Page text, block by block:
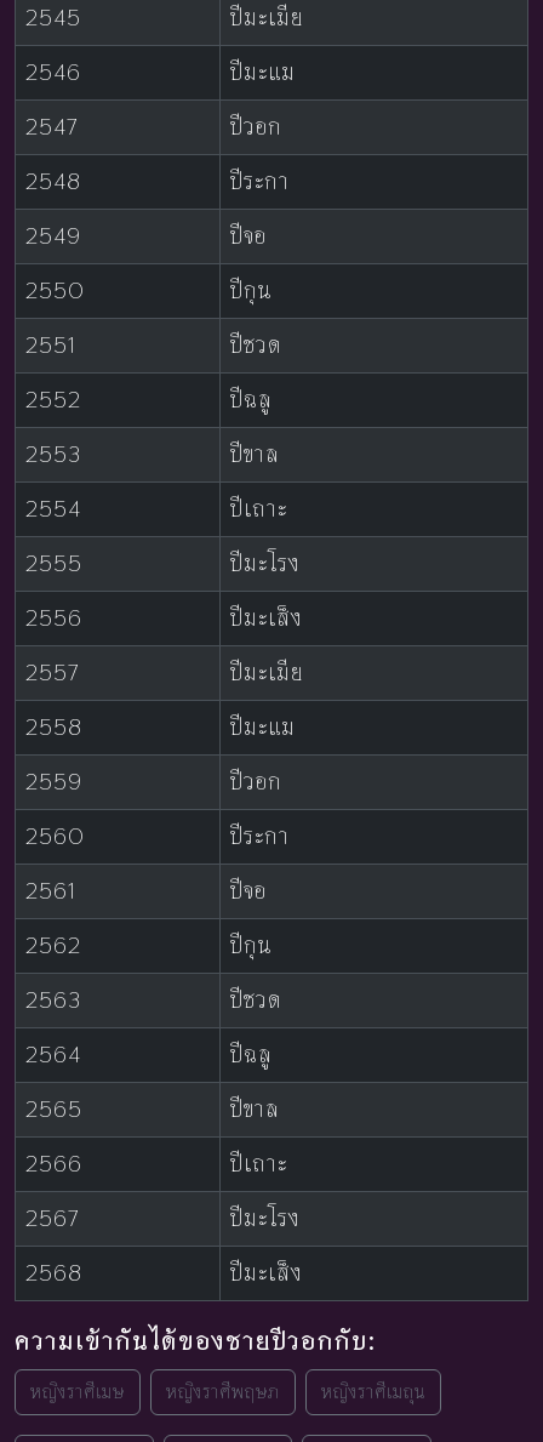
2545
ปีมะเมีย
2546
ปีมะแม
2547
ปีวอก
2548
ปีระกา
2549
ปีจอ
2550
ปีกุน
2551
ปีชวด
2552
ปีฉลู
2553
ปีขาล
2554
ปีเถาะ
2555
ปีมะโรง
2556
ปีมะเส็ง
2557
ปีมะเมีย
2558
ปีมะแม
2559
ปีวอก
2560
ปีระกา
2561
ปีจอ
2562
ปีกุน
2563
ปีชวด
2564
ปีฉลู
2565
ปีขาล
2566
ปีเถาะ
2567
ปีมะโรง
2568
ปีมะเส็ง
ความเข้ากันได้ของชายปีวอกกับ:
หญิงราศีเมษ หญิงราศีพฤษภ หญิงราศีเมถุน